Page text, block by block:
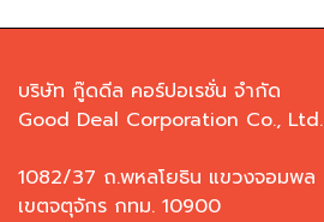
บริษัท กู๊ดดีล คอร์ปอเรชั่น จำกัด
Good Deal Corporation Co., Ltd.
1082/37 ถ.พหลโยธิน แขวงจอมพล
เขตจตุจักร กทม. 10900